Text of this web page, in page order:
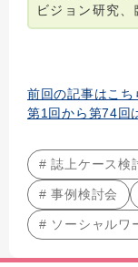
ビジョン研究、
前回の記事はこち
第1回から第74回
# 誌上ケース検
# 事例検討会
# ソーシャルワ